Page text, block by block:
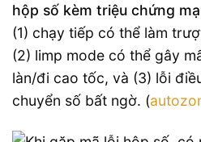
hộp số kèm triệu chứng
(1) chạy tiếp có thể làm
(2) limp mode có thể gây
làn/đi cao tốc, và (3) lỗi
chuyển số bất ngờ. (